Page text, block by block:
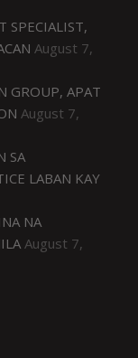
SPECIALIST,
August 7,
GROUP, APAT
August 7,
SA
LABAN KAY
NA
August 7,